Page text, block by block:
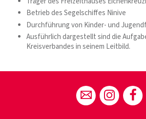
Betrieb des Segelschiffes Ninive
Durchführung von Kinder- und
Ausführlich dargestellt sind die
Kreisverbandes in seinem Leitbild.